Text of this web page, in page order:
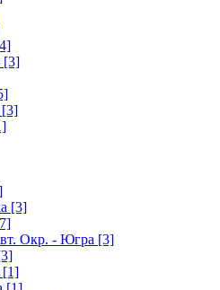
[3]
[3]
[3]
Окр. - Югра [3]
[1]